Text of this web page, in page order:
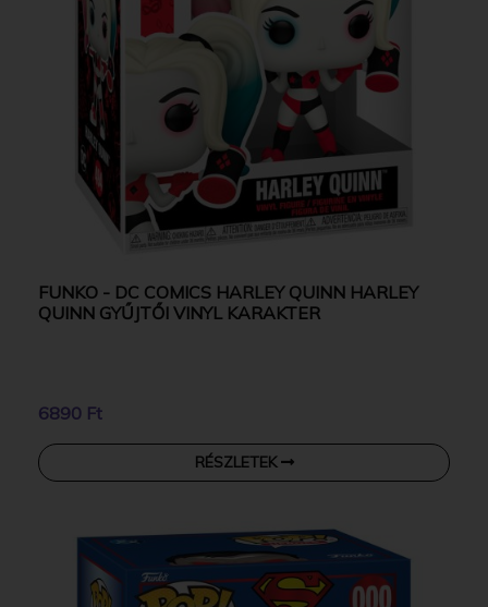
FUNKO - DC COMICS HARLEY QUINN HARLEY
QUINN GYŰJTŐI VINYL KARAKTER
6890 Ft
RÉSZLETEK